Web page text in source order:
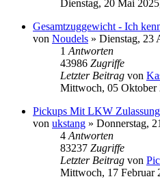
Dienstag, 20 Mai
Gesamtzuggewicht - Ich
von Noudels » Dienstag, 23
1 Antworten
43986 Zugriffe
Letzter Beitrag von
Mittwoch, 05 Oktober
Pickups Mit LKW Zulassung
von ukstang » Donnerstag,
4 Antworten
83237 Zugriffe
Letzter Beitrag von
Mittwoch, 17 Februar